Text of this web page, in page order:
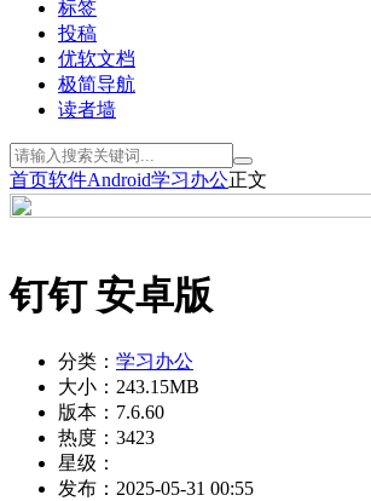
标签
投稿
优软文档
极简导航
读者墙
首页软件Android学习办公正文
钉钉 安卓版
分类： 学习办公
大小： 243.15MB
版本： 7.6.60
热度： 3423
星级：
发布： 2025-05-31 00:55